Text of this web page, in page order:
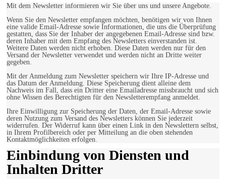
Mit dem Newsletter informieren wir Sie über uns und unsere Angebote.
Wenn Sie den Newsletter empfangen möchten, benötigen wir von Ihnen
eine valide Email-Adresse sowie Informationen, die uns die Überprüfung
gestatten, dass Sie der Inhaber der angegebenen Email-Adresse sind bzw.
deren Inhaber mit dem Empfang des Newsletters einverstanden ist.
Weitere Daten werden nicht erhoben. Diese Daten werden nur für den
Versand der Newsletter verwendet und werden nicht an Dritte weiter
gegeben.
Mit der Anmeldung zum Newsletter speichern wir Ihre IP-Adresse und
das Datum der Anmeldung. Diese Speicherung dient alleine dem
Nachweis im Fall, dass ein Dritter eine Emailadresse missbraucht und sich
ohne Wissen des Berechtigten für den Newsletterempfang anmeldet.
Ihre Einwilligung zur Speicherung der Daten, der Email-Adresse sowie
deren Nutzung zum Versand des Newsletters können Sie jederzeit
widerrufen. Der Widerruf kann über einen Link in den Newslettern selbst,
in Ihrem Profilbereich oder per Mitteilung an die oben stehenden
Kontaktmöglichkeiten erfolgen.
Einbindung von Diensten und
Inhalten Dritter